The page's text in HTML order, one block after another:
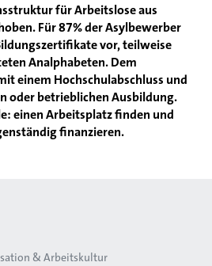
für Arbeitslose aus
Für 87% der Asylbewerber
vor, teilweise
Analphabeten. Dem
einem Hochschulabschluss und
oder betrieblichen Ausbildung.
einen Arbeitsplatz finden und
finanzieren.
& Arbeitskultur